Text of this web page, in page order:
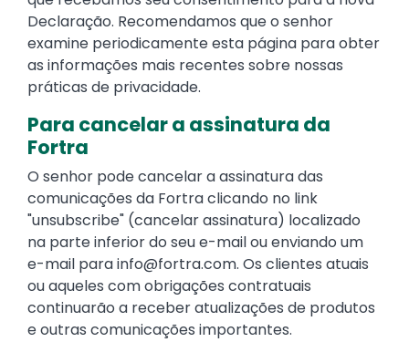
Declaração. Recomendamos que o senhor
examine periodicamente esta página para obter
as informações mais recentes sobre nossas
práticas de privacidade.
Para cancelar a assinatura da
Fortra
O senhor pode cancelar a assinatura das
comunicações da Fortra clicando no link
"unsubscribe" (cancelar assinatura) localizado
na parte inferior do seu e-mail ou enviando um
e-mail parainfo@fortra.com. Os clientes atuais
ou aqueles com obrigações contratuais
continuarão a receber atualizações de produtos
e outras comunicações importantes.